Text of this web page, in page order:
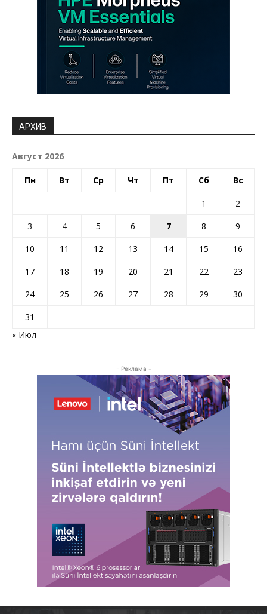
АРХИВ
Август 2026
Пн Вт Ср Чт Пт Сб Вс
1
2
3
4 5 6 7 8
9
10
11 12 13 14 15
16
17
18 19 20 21 22
23
24
25 26 27 28 29
30
31
« Июл
- Реклама -